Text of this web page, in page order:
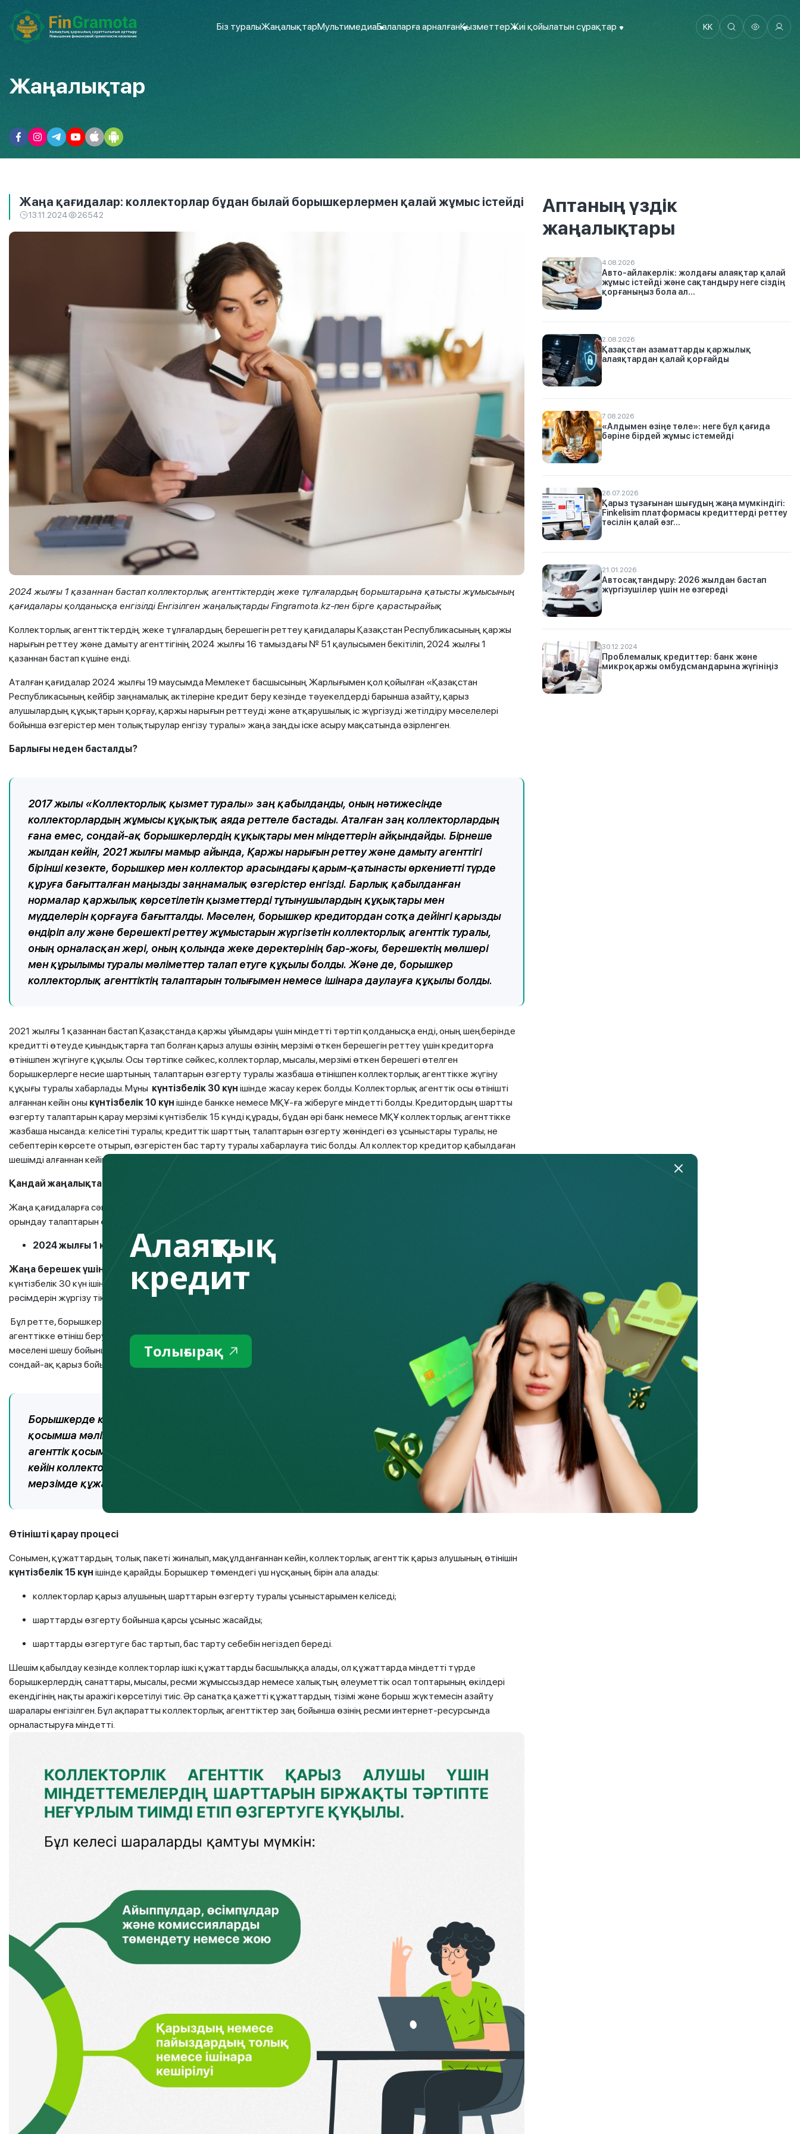
Біз туралыЖаңалықтарМультимедиаБалаларға арналғанҚызметтерЖиі қойылатын сұрақтар KK
Жаңалықтар
Жаңа қағидалар: коллекторлар бұдан былай борышкерлермен қалай жұмыс істейді
13.11.2024 26542
2024 жылғы 1 қазаннан бастап коллекторлық агенттіктердің жеке тұлғалардың борыштарына қатысты жұмысының
қағидалары қолданысқа енгізілді Енгізілген жаңалықтарды Fingramota.kz-пен бірге қарастырайық
Коллекторлық агенттіктердің жеке тұлғалардың берешегін реттеу қағидалары Қазақстан Республикасының қаржы
нарығын реттеу және дамыту агенттігінің 2024 жылғы 16 тамыздағы № 51 қаулысымен бекітіліп, 2024 жылғы 1
қазаннан бастап күшіне енді.
Аталған қағидалар 2024 жылғы 19 маусымда Мемлекет басшысының Жарлығымен қол қойылған «Қазақстан
Республикасының кейбір заңнамалық актілеріне кредит беру кезінде тәуекелдерді барынша азайту, қарыз
алушылардың құқықтарын қорғау, қаржы нарығын реттеуді және атқарушылық іс жүргізуді жетілдіру мәселелері
бойынша өзгерістер мен толықтырулар енгізу туралы» жаңа заңды іске асыру мақсатында әзірленген.
Барлығы неден басталды?
2017 жылы «Коллекторлық қызмет туралы» заң қабылданды, оның нәтижесінде
коллекторлардың жұмысы құқықтық аяда реттеле бастады. Аталған заң коллекторлардың
ғана емес, сондай-ақ борышкерлердің құқықтары мен міндеттерін айқындайды. Бірнеше
жылдан кейін, 2021 жылғы мамыр айында, Қаржы нарығын реттеу және дамыту агенттігі
бірінші кезекте, борышкер мен коллектор арасындағы қарым-қатынасты өркениетті түрде
құруға бағытталған маңызды заңнамалық өзгерістер енгізді. Барлық қабылданған
нормалар қаржылық көрсетілетін қызметтерді тұтынушылардың құқықтары мен
мүдделерін қорғауға бағытталды. Мәселен, борышкер кредитордан сотқа дейінгі қарызды
өндіріп алу және берешекті реттеу жұмыстарын жүргізетін коллекторлық агенттік туралы,
оның орналасқан жері, оның қолында жеке деректерінің бар-жоғы, берешектің мөлшері
мен құрылымы туралы мәліметтер талап етуге құқылы болды. Және де, борышкер
коллекторлық агенттіктің талаптарын толығымен немесе ішінара даулауға құқылы болды.
2021 жылғы 1 қазаннан бастап Қазақстанда қаржы ұйымдары үшін міндетті тәртіп қолданысқа енді, оның шеңберінде
кредитті өтеуде қиындықтарға тап болған қарыз алушы өзінің мерзімі өткен берешегін реттеу үшін кредиторға
өтінішпен жүгінуге құқылы. Осы тәртіпке сәйкес, коллекторлар, мысалы, мерзімі өткен берешегі өтелген
борышкерлерге несие шартының талаптарын өзгерту туралы жазбаша өтінішпен коллекторлық агенттікке жүгіну
құқығы туралы хабарлады. Мұны күнтізбелік 30 күн ішінде жасау керек болды. Коллекторлық агенттік осы өтінішті
алғаннан кейін оны күнтізбелік 10 күн ішінде банкке немесе МҚҰ-ға жіберуге міндетті болды. Кредитордың шартты
өзгерту талаптарын қарау мерзімі күнтізбелік 15 күнді құрады, бұдан әрі банк немесе МҚҰ коллекторлық агенттікке
жазбаша нысанда: келісетіні туралы; кредиттік шарттың талаптарын өзгерту жөніндегі өз ұсыныстары туралы; не
себептерін көрсете отырып, өзгерістен бас тарту туралы хабарлауға тиіс болды. Ал коллектор кредитор қабылдаған
шешімді алғаннан кейін
күнтізбелік 10 күн
Қандай жаңалықтар енгізілді?
Жаңа қағидаларға сәйкес, коллекторлық агенттіктер борышкерлерге мынадай мерзім ішінде өз міндеттемелерін
орындау талаптарын өзгертуге құқығы бар екенін хабарлауға міндетті:
2024 жылғы 1 қазанға дейін сатып алынған берешек үшін: күнтізбелік 20 күн ішінде;
Жаңа берешек үшін:
банктік қарыз немесе микрокредит шарты бойынша құқықтарды алған сәттен бастап
күнтізбелік 30 күн ішінде. Осылайша коллекторлар үшін азаматтардың кредиттер бойынша берешегін реттеу
рәсімдерін жүргізу тікелей міндеті енгізілді.
Бұл ретте, борышкер хабарламаны алғаннан кейін
(бұрын 30 күн ішінде болған) коллекторлық
агенттікке өтініш беруге құқылы. Өтініште өзінің қарыз бойынша міндеттемелерін орындай алмайтын себебін және
мәселені шешу бойынша өз ұсыныстарын көрсету қажет. Бұдан басқа, борышкер өтінішке кірісінің азайғанын көрсететін,
сондай-ақ қарыз бойынша төлемдерді төлей алмайтынын растайтын құжаттарды қоса ұсынады.
Борышкерде коллекторлар ол мәліметтер мен құжаттарды толық бермеді деп санаса,
қосымша мәліметтер жинауға уақыт беріледі. Оған 5 жұмыс күні беріледі, ал коллекторлық
агенттік қосымша ақпаратты талап етуге
ішінде құқылы. Осы мерзімнен
кейін коллекторлар қосымша мәліметтер талап ете алмайды. Алайда, көрсетілген
мерзімде құжаттарды тапсырмау борышкердің өтінішін қараусыз қалдыруға негіз болады.
Өтінішті қарау процесі
Сонымен, құжаттардың толық пакеті жиналып, мақұлданғаннан кейін, коллекторлық агенттік қарыз алушының өтінішін
күнтізбелік 15 күн ішінде қарайды. Борышкер төмендегі үш нұсқаның бірін ала алады:
коллекторлар қарыз алушының шарттарын өзгерту туралы ұсыныстарымен келіседі;
шарттарды өзгерту бойынша қарсы ұсыныс жасайды;
шарттарды өзгертуге бас тартып, бас тарту себебін негіздеп береді.
Шешім қабылдау кезінде коллекторлар ішкі құжаттарды басшылыққа алады, ол құжаттарда міндетті түрде
борышкерлердің санаттары, мысалы, ресми жұмыссыздар немесе халықтың әлеуметтік осал топтарының өкілдері
екендігінің нақты аражігі көрсетілуі тиіс. Әр санатқа қажетті құжаттардың тізімі және борыш жүктемесін азайту
шаралары енгізілген. Бұл ақпаратты коллекторлық агенттіктер заң бойынша өзінің ресми интернет-ресурсында
орналастыруға міндетті.
Аптаның үздік
жаңалықтары
4.08.2026
Авто-айлакерлік: жолдағы алаяқтар қалай
жұмыс істейді және сақтандыру неге сіздің
қорғаныңыз бола ал...
2.08.2026
Қазақстан азаматтарды қаржылық
алаяқтардан қалай қорғайды
7.08.2026
«Алдымен өзіңе төле»: неге бұл қағида
бәріне бірдей жұмыс істемейді
26.07.2026
Қарыз тұзағынан шығудың жаңа мүмкіндігі:
Finkelisim платформасы кредиттерді реттеу
тәсілін қалай өзг...
21.01.2026
Автосақтандыру: 2026 жылдан бастап
жүргізушілер үшін не өзгереді
30.12.2024
Проблемалық кредиттер: банк және
микроқаржы омбудсмандарына жүгініңіз
Алаяқтық
кредит
Толығырақ